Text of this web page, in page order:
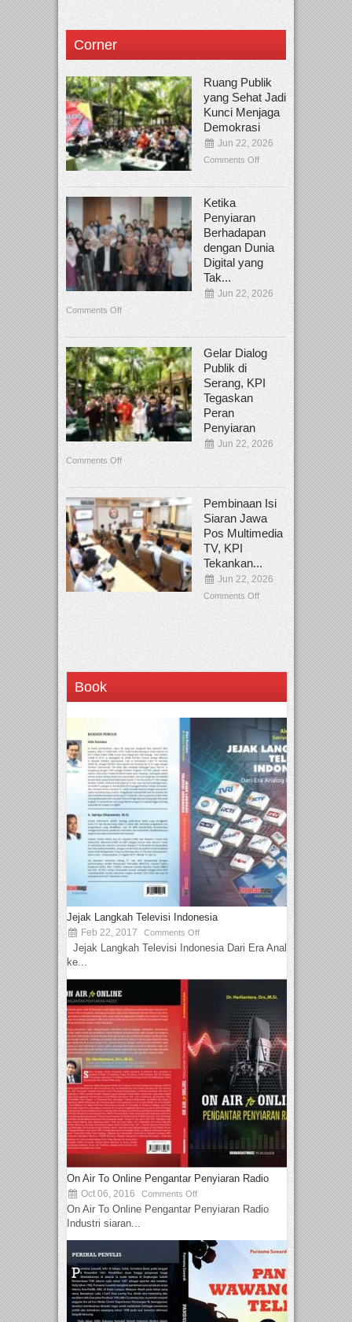
Corner
Ruang Publik
yang Sehat Jadi
Kunci Menjaga
Demokrasi
Jun 22, 2026
Comments Off
Ketika
Penyiaran
Berhadapan
dengan Dunia
Digital yang
Tak...
Jun 22, 2026
Comments Off
Gelar Dialog
Publik di
Serang, KPI
Tegaskan
Peran
Penyiaran
Jun 22, 2026
Comments Off
Pembinaan Isi
Siaran Jawa
Pos Multimedia
TV, KPI
Tekankan...
Jun 22, 2026
Comments Off
Book
Jejak Langkah Televisi Indonesia
Feb 22, 2017 Comments Off
Jejak Langkah Televisi Indonesia Dari Era Analog
ke...
On Air To Online Pengantar Penyiaran Radio
Oct 06, 2016 Comments Off
On Air To Online Pengantar Penyiaran Radio
Industri siaran...